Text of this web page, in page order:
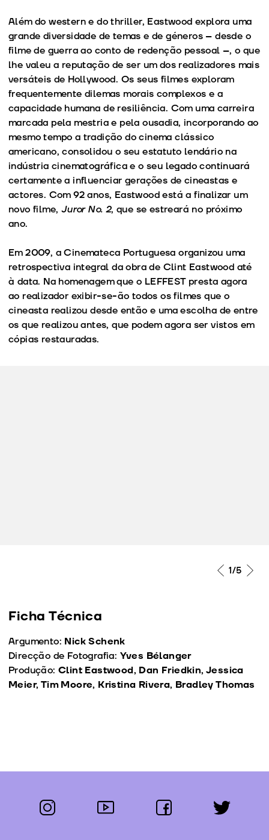
Além do western e do thriller, Eastwood explora uma
grande diversidade de temas e de géneros – desde o
filme de guerra ao conto de redenção pessoal –, o que
lhe valeu a reputação de ser um dos realizadores mais
versáteis de Hollywood. Os seus filmes exploram
frequentemente dilemas morais complexos e a
capacidade humana de resiliência. Com uma carreira
marcada pela mestria e pela ousadia, incorporando ao
mesmo tempo a tradição do cinema clássico
americano, consolidou o seu estatuto lendário na
indústria cinematográfica e o seu legado continuará
certamente a influenciar gerações de cineastas e
actores. Com 92 anos, Eastwood está a finalizar um
novo filme, Juror No. 2, que se estreará no próximo
ano.
Em 2009, a Cinemateca Portuguesa organizou uma
retrospectiva integral da obra de Clint Eastwood até
à data. Na homenagem que o LEFFEST presta agora
ao realizador exibir-se-ão todos os filmes que o
cineasta realizou desde então e uma escolha de entre
os que realizou antes, que podem agora ser vistos em
cópias restauradas.
1/5
Ficha Técnica
Argumento: Nick Schenk
Direcção de Fotografia: Yves Bélanger
Produção: Clint Eastwood, Dan Friedkin, Jessica
Meier, Tim Moore, Kristina Rivera, Bradley Thomas
Segue-nos:
instagram youtube facebook twitter